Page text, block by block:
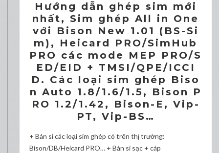
Hướng dẫn ghép sim mới
nhất, Sim ghép All in One
với Bison New 1.01 (BS-Si
m), Heicard PRO/SimHub
PRO các mode MEP PRO/S
ED/EID + TMSI/QPE/ICCI
D. Các loại sim ghép Biso
n Auto 1.8/1.6/1.5, Bison P
RO 1.2/1.42, Bison-E, Vip-
PT, Vip-BS…
+ Bán sỉ các loại sim ghép có trên thị trường:
Bison/DB/Heicard PRO… + Bán sỉ sạc + cáp